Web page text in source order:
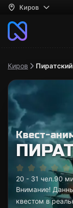
Киров
Киров
Квест-
20 - 31 чел.90
Внимание!
квестом в